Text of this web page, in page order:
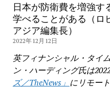
日本が防衛費を増強す
学べることがある（
アジア編集長）
2022年12月12日
英フィナンシャル・タイ
ン・ハーディング氏は
ズ／TheNews」 にリモー